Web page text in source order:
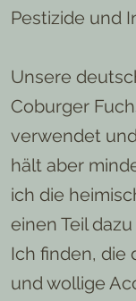
Pestizide und
Unsere
Coburger
verwendet
hält aber
ich die
einen Teil
Ich finden, die
und wollige